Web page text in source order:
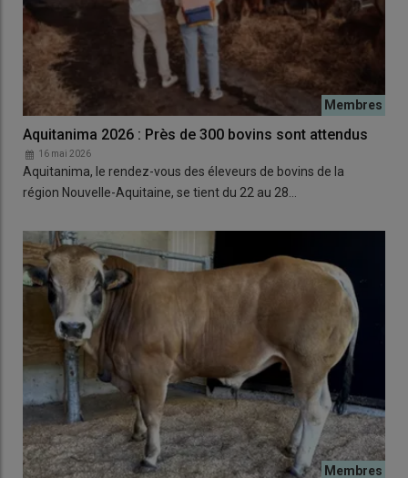
Aquitanima 2026 : Près de 300 bovins sont attendus
16 mai 2026
Aquitanima, le rendez-vous des éleveurs de bovins de la
région Nouvelle-Aquitaine, se tient du 22 au 28…